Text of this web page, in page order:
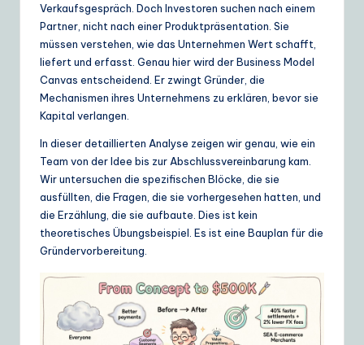
o
A
&
o
ft
w
Verkaufsgespräch. Doch Investoren suchen nach einem
Partner, nicht nach einer Produktpräsentation. Sie
müssen verstehen, wie das Unternehmen Wert schafft,
liefert und erfasst. Genau hier wird der Business Model
Canvas entscheidend. Er zwingt Gründer, die
Mechanismen ihres Unternehmens zu erklären, bevor sie
Kapital verlangen.
In dieser detaillierten Analyse zeigen wir genau, wie ein
Team von der Idee bis zur Abschlussvereinbarung kam.
Wir untersuchen die spezifischen Blöcke, die sie
ausfüllten, die Fragen, die sie vorhergesehen hatten, und
die Erzählung, die sie aufbaute. Dies ist kein
theoretisches Übungsbeispiel. Es ist eine Bauplan für die
Gründervorbereitung.